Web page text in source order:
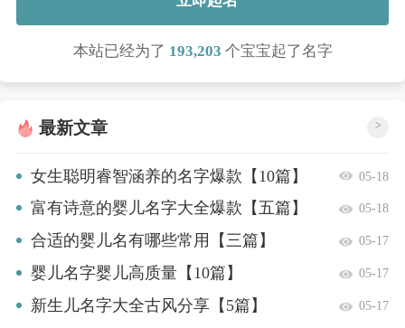
本站已经为了 193,203 个宝宝起了名字
最新文章 >
女生聪明睿智涵养的名字爆款【10篇】 05-18
富有诗意的婴儿名字大全爆款【五篇】 05-18
合适的婴儿名有哪些常用【三篇】 05-17
婴儿名字婴儿高质量【10篇】 05-17
新生儿名字大全古风分享【5篇】 05-17